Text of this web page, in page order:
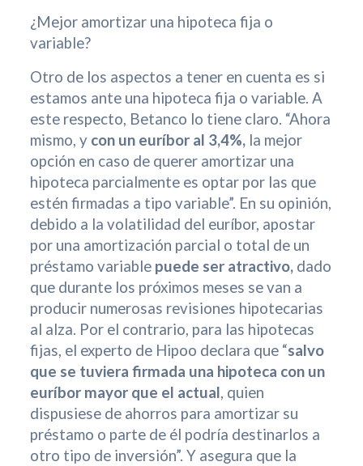
¿Mejor amortizar una hipoteca fija o
variable?
Otro de los aspectos a tener en cuenta es si
estamos ante una hipoteca fija o variable. A
este respecto, Betanco lo tiene claro. “Ahora
mismo, y con un euríbor al 3,4%, la mejor
opción en caso de querer amortizar una
hipoteca parcialmente es optar por las que
estén firmadas a tipo variable”. En su opinión,
debido a la volatilidad del euríbor, apostar
por una amortización parcial o total de un
préstamo variable puede ser atractivo, dado
que durante los próximos meses se van a
producir numerosas revisiones hipotecarias
al alza. Por el contrario, para las hipotecas
fijas, el experto de Hipoo declara que “salvo
que se tuviera firmada una hipoteca con un
euríbor mayor que el actual, quien
dispusiese de ahorros para amortizar su
préstamo o parte de él podría destinarlos a
otro tipo de inversión”. Y asegura que la